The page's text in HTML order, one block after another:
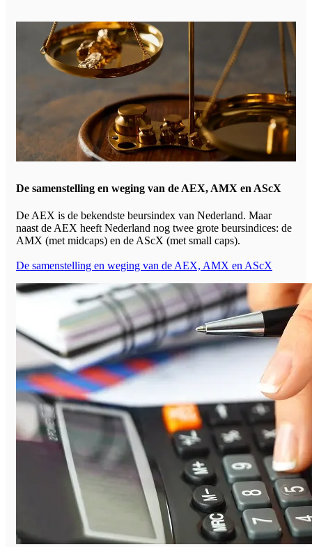
De samenstelling en weging van de AEX, AMX en AScX
De AEX is de bekendste beursindex van Nederland. Maar
naast de AEX heeft Nederland nog twee grote beursindices: de
AMX (met midcaps) en de AScX (met small caps).
De samenstelling en weging van de AEX, AMX en AScX